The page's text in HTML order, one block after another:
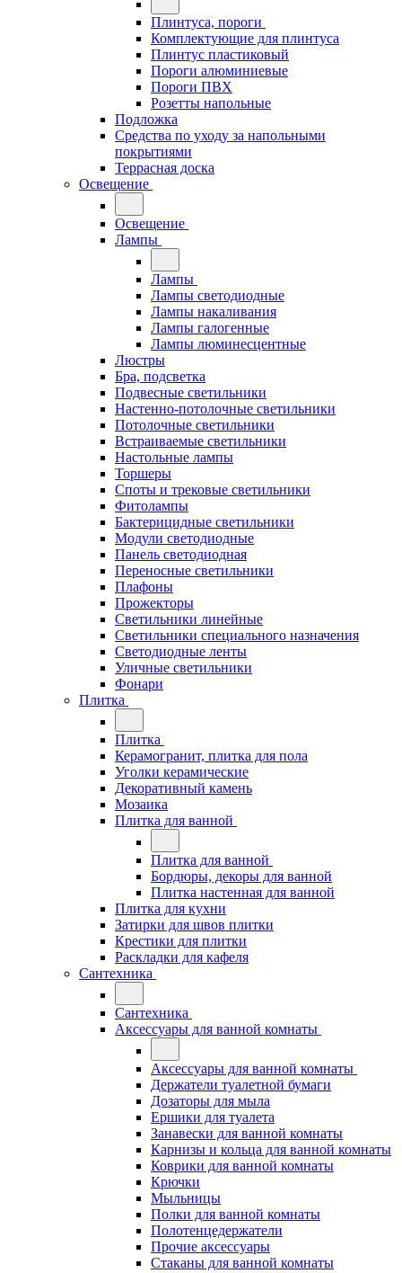
Плинтуса, пороги
Комплектующие для плинтуса
Плинтус пластиковый
Пороги алюминиевые
Пороги ПВХ
Розетты напольные
Подложка
Средства по уходу за напольными
покрытиями
Террасная доска
Освещение
Освещение
Лампы
Лампы
Лампы светодиодные
Лампы накаливания
Лампы галогенные
Лампы люминесцентные
Люстры
Бра, подсветка
Подвесные светильники
Настенно-потолочные светильники
Потолочные светильники
Встраиваемые светильники
Настольные лампы
Торшеры
Споты и трековые светильники
Фитолампы
Бактерицидные светильники
Модули светодиодные
Панель светодиодная
Переносные светильники
Плафоны
Прожекторы
Светильники линейные
Светильники специального назначения
Светодиодные ленты
Уличные светильники
Фонари
Плитка
Плитка
Керамогранит, плитка для пола
Уголки керамические
Декоративный камень
Мозаика
Плитка для ванной
Плитка для ванной
Бордюры, декоры для ванной
Плитка настенная для ванной
Плитка для кухни
Затирки для швов плитки
Крестики для плитки
Раскладки для кафеля
Сантехника
Сантехника
Аксессуары для ванной комнаты
Аксессуары для ванной комнаты
Держатели туалетной бумаги
Дозаторы для мыла
Ершики для туалета
Занавески для ванной комнаты
Карнизы и кольца для ванной комнаты
Коврики для ванной комнаты
Крючки
Мыльницы
Полки для ванной комнаты
Полотенцедержатели
Прочие аксессуары
Стаканы для ванной комнаты